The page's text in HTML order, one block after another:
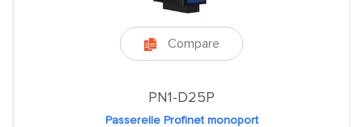
 Compare
PN1-D25P
Passerelle Profinet monoport